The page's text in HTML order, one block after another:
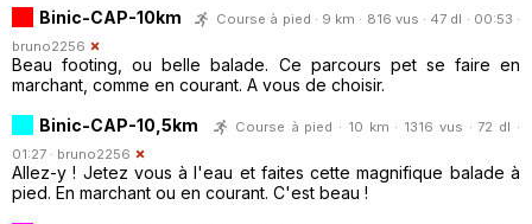
Binic-CAP-10km
Course à pied · 9 km · 816 vus · 47 dl · 00:53 ·
bruno2256
Beau footing, ou belle balade. Ce parcours pet se faire en
marchant, comme en courant. A vous de choisir.
Binic-CAP-10,5km
Course à pied · 10 km · 1316 vus · 72 dl ·
01:27 · bruno2256
Allez-y ! Jetez vous à l'eau et faites cette magnifique balade à
pied. En marchant ou en courant. C'est beau !